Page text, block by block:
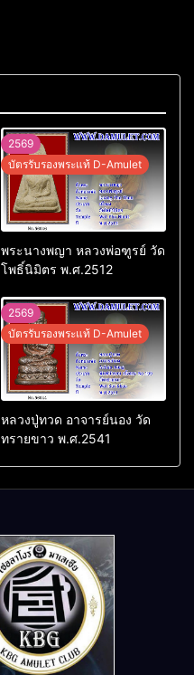
2569
บัตรรับรองพระแท้ D-Amulet
พระนางพญา หลวงพ่อฑูรย์ วัด
โพธิ์นิมิตร พ.ศ.2512
2569
บัตรรับรองพระแท้ D-Amulet
หลวงปู่ทวด อาจารย์นอง วัด
ทรายขาว พ.ศ.2541